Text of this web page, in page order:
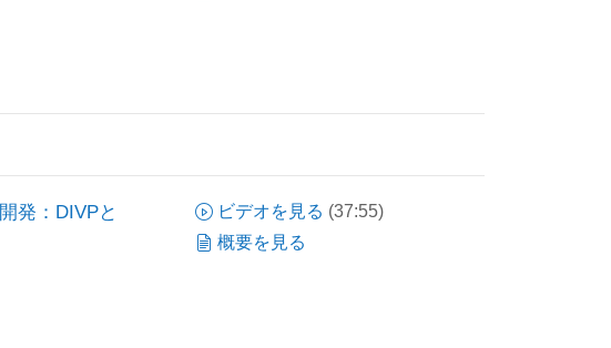
のCo-sim.連携
発：DIVPと
ビデオを見る (37:55)
概要を見る